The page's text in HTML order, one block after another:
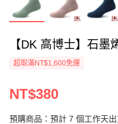
【DK 高博士】石
超取滿NT$1,600免運
NT$380
預購商品：預計 7 個工作天出